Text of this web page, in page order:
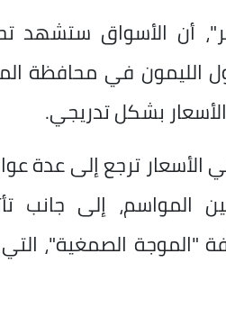
أن الأسواق ستشهد
الليمون في محافظة
بشكل تدريجي.
الأسعار ترجع إلى عدة
المواسم، إلى
"الموجة الصمغية"،